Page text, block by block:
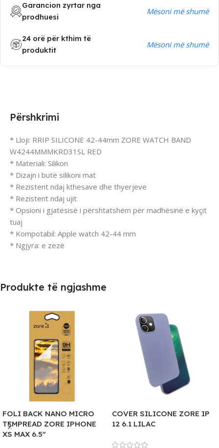
Garancion zyrtar nga
prodhuesi
Mësoni më shumë
24 orë për kthim të
produktit
Mësoni më shumë
Përshkrimi
* Lloji: RRIP SILICONE 42-44mm ZORE WATCH BAND
W4244MMMKRD31SL RED
* Materiali: Silikon
* Dizajn i butë silikoni mat
* Rezistent ndaj kthesave dhe thyerjeve
* Rezistent ndaj ujit
* Opsioni i gjatësisë i përshtatshëm për madhësinë e kyçit
tuaj
* Kompotabil: Apple watch 42-44 mm
* Ngjyra: e zezë
Produkte të ngjashme
FOLI BACK NANO MICRO
TEMPREAD ZORE IPHONE
XS MAX 6.5″
COVER SILICONE ZORE IP
12 6.1 LILAC